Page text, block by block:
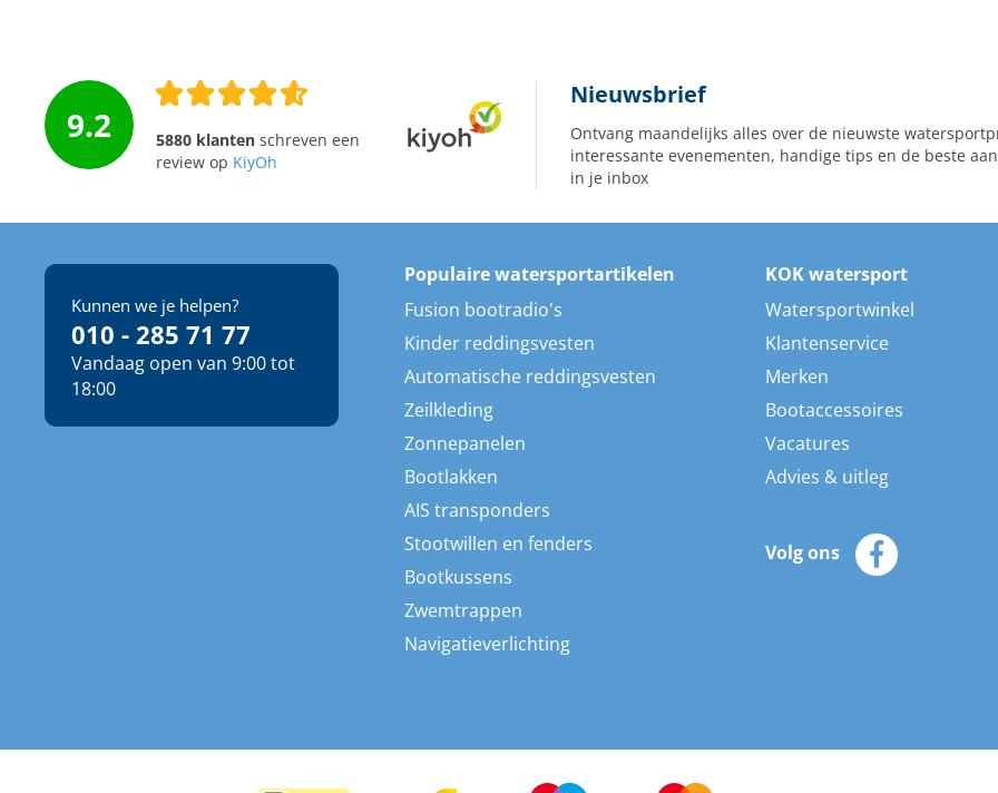
9.2 5880 klantenschreven een
review op KiyOh
Nieuwsbrief
Ontvang maandelijks alles over de nieuwste
interessante evenementen, handige tips en de beste
in je inbox
Kunnen we je helpen?
010 - 285 71 77
Vandaag open van 9:00 tot
18:00
Populaire watersportartikelen
Fusion bootradio's
Kinder reddingsvesten
Automatische reddingsvesten
Zeilkleding
Zonnepanelen
Bootlakken
AIS transponders
Stootwillen en fenders
Bootkussens
Zwemtrappen
Navigatieverlichting
KOK watersport
Watersportwinkel
Klantenservice
Merken
Bootaccessoires
Vacatures
Advies & uitleg
Volg ons